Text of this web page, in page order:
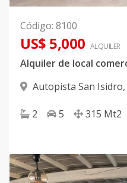
Código: 8100
US$ 5,000 ALQUILER
Autopista San Isidro,
2 5 315 Mt2